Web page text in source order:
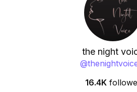
the night
@
16.4K